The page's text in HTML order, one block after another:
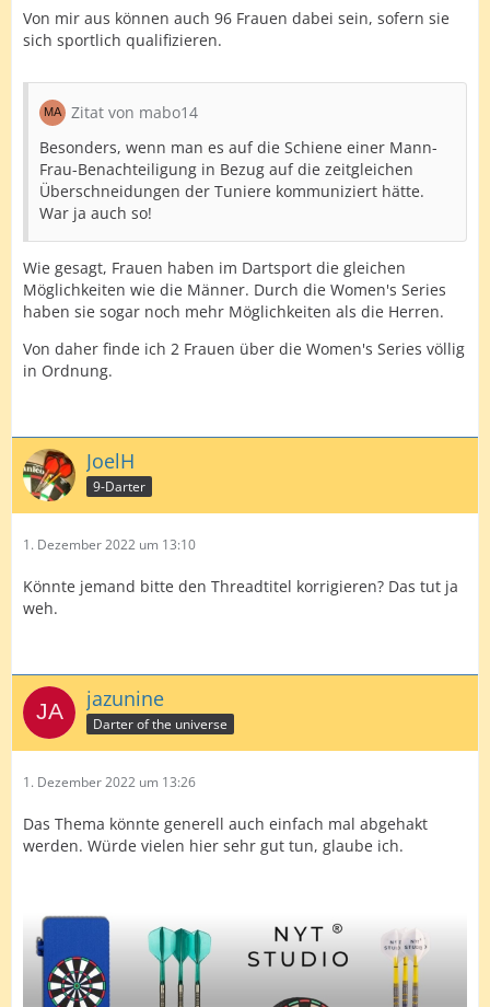
Von mir aus können auch 96 Frauen dabei sein, sofern sie
sich sportlich qualifizieren.
Zitat von mabo14
Besonders, wenn man es auf die Schiene einer Mann-
Frau-Benachteiligung in Bezug auf die zeitgleichen
Überschneidungen der Tuniere kommuniziert hätte.
War ja auch so!
Wie gesagt, Frauen haben im Dartsport die gleichen
Möglichkeiten wie die Männer. Durch die Women's Series
haben sie sogar noch mehr Möglichkeiten als die Herren.
Von daher finde ich 2 Frauen über die Women's Series völlig
in Ordnung.
JoelH
9-Darter
1. Dezember 2022 um 13:10
Könnte jemand bitte den Threadtitel korrigieren? Das tut ja
weh.
jazunine
Darter of the universe
1. Dezember 2022 um 13:26
Das Thema könnte generell auch einfach mal abgehakt
werden. Würde vielen hier sehr gut tun, glaube ich.